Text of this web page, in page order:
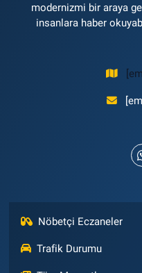
modernizmi bir araya
insanlara haber
Nöbetçi Eczaneler
Trafik Durumu